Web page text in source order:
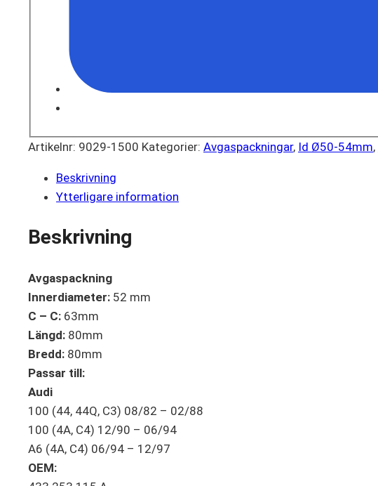
Artikelnr: 9029-1500 Kategorier: Avgaspackningar, Id Ø50-54mm,
Beskrivning
Ytterligare information
Beskrivning
Avgaspackning
Innerdiameter: 52 mm
C – C: 63mm
Längd: 80mm
Bredd: 80mm
Passar till:
Audi
100 (44, 44Q, C3) 08/82 – 02/88
100 (4A, C4) 12/90 – 06/94
A6 (4A, C4) 06/94 – 12/97
OEM: